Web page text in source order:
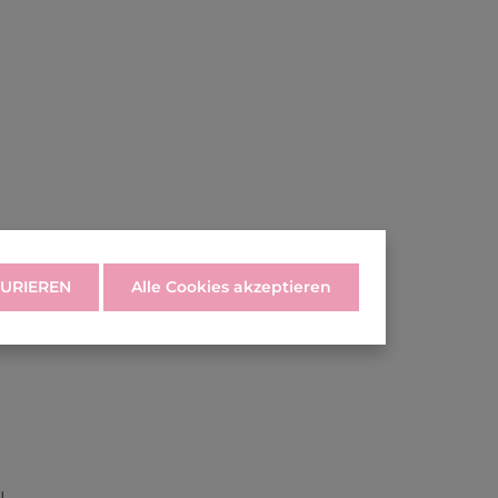
Alle Cookies akzeptieren